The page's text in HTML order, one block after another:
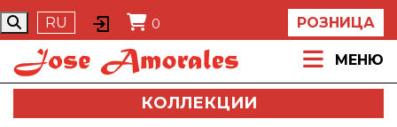
RU 0 РОЗНИЦА
МЕНЮ
КОЛЛЕКЦИИ